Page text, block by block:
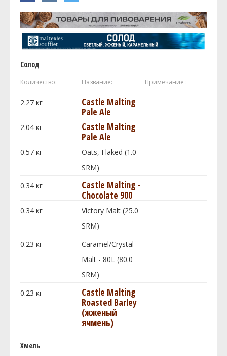
Солод
Количество: Название: Примечание :
2.27 кг
Castle Malting
Pale Ale
2.04 кг
Castle Malting
Pale Ale
0.57 кг
Oats, Flaked (1.0
SRM)
0.34 кг
Castle Malting -
Chocolate 900
0.34 кг
Victory Malt (25.0
SRM)
0.23 кг
Caramel/Crystal
Malt - 80L (80.0
SRM)
0.23 кг
Castle Malting
Roasted Barley
(жженый
ячмень)
Хмель